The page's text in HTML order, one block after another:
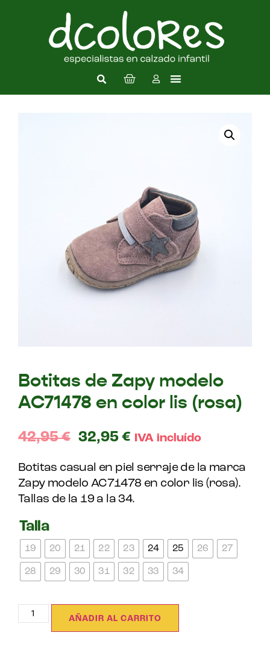
Botitas de Zapy modelo
AC71478 en color lis (rosa)
42,95€ 32,95 € IVA incluído
Botitas casual en piel serraje de la marca
Zapy modelo AC71478 en color lis (rosa).
Tallas de la 19 a la 34.
Talla
19 20 21 22 23 24 25 26 27
28 29 30 31 32 33 34
AÑADIR AL CARRITO